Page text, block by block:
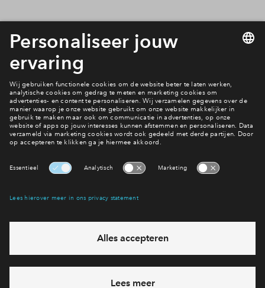
Interesse? Meld je dan snel aan
Hiermee blijf je op de hoogte van het belangrijkste nieuws en
eventuele projecten
Ja, ik wil mij aanmelden
Heb je een vraag en wil je direct antwoord? Bel ons op
feestdagen)
09:00 - 18:00 uur
via chat en telefoon